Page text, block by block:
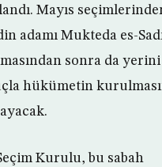
Mayıs
adamı Mukteda es-
sonra da
hükümetin
Kurulu, bu sabah